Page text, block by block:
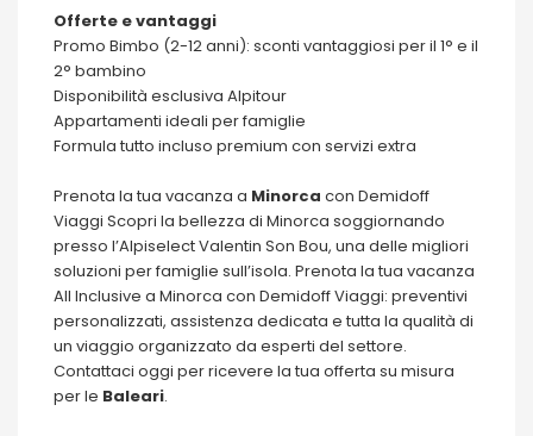
Offerte e vantaggi
Promo Bimbo (2-12 anni): sconti vantaggiosi per il 1° e il
2° bambino
Disponibilità esclusiva Alpitour
Appartamenti ideali per famiglie
Formula tutto incluso premium con servizi extra
Prenota la tua vacanza a Minorca con Demidoff
Viaggi Scopri la bellezza di Minorca soggiornando
presso l’Alpiselect Valentin Son Bou, una delle migliori
soluzioni per famiglie sull’isola. Prenota la tua vacanza
All Inclusive a Minorca con Demidoff Viaggi: preventivi
personalizzati, assistenza dedicata e tutta la qualità di
un viaggio organizzato da esperti del settore.
Contattaci oggi per ricevere la tua offerta su misura
per le Baleari.